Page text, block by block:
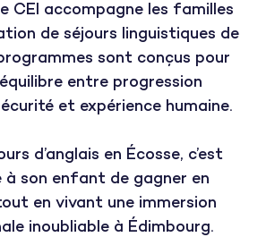
CEI accompagne les familles
de séjours linguistiques de
sont conçus pour
entre progression
et expérience humaine.
d’anglais en Écosse, c’est
son enfant de gagner en
en vivant une immersion
inoubliable à Édimbourg.